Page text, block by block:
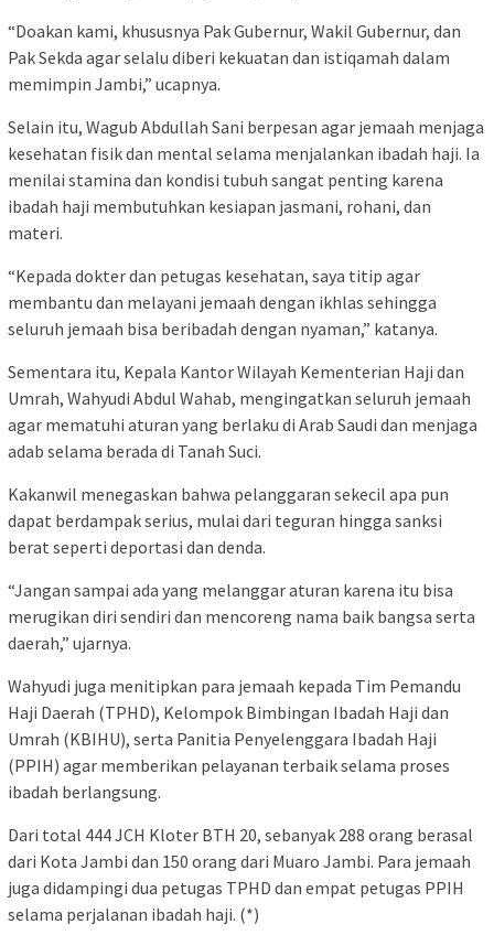
“Doakan kami, khususnya Pak Gubernur, Wakil Gubernur, dan
Pak Sekda agar selalu diberi kekuatan dan istiqamah dalam
memimpin Jambi,” ucapnya.
Selain itu, Wagub Abdullah Sani berpesan agar jemaah menjaga
kesehatan fisik dan mental selama menjalankan ibadah haji. Ia
menilai stamina dan kondisi tubuh sangat penting karena
ibadah haji membutuhkan kesiapan jasmani, rohani, dan
materi.
“Kepada dokter dan petugas kesehatan, saya titip agar
membantu dan melayani jemaah dengan ikhlas sehingga
seluruh jemaah bisa beribadah dengan nyaman,” katanya.
Sementara itu, Kepala Kantor Wilayah Kementerian Haji dan
Umrah, Wahyudi Abdul Wahab, mengingatkan seluruh jemaah
agar mematuhi aturan yang berlaku di Arab Saudi dan menjaga
adab selama berada di Tanah Suci.
Kakanwil menegaskan bahwa pelanggaran sekecil apa pun
dapat berdampak serius, mulai dari teguran hingga sanksi
berat seperti deportasi dan denda.
“Jangan sampai ada yang melanggar aturan karena itu bisa
merugikan diri sendiri dan mencoreng nama baik bangsa serta
daerah,” ujarnya.
Wahyudi juga menitipkan para jemaah kepada Tim Pemandu
Haji Daerah (TPHD), Kelompok Bimbingan Ibadah Haji dan
Umrah (KBIHU), serta Panitia Penyelenggara Ibadah Haji
(PPIH) agar memberikan pelayanan terbaik selama proses
ibadah berlangsung.
Dari total 444 JCH Kloter BTH 20, sebanyak 288 orang berasal
dari Kota Jambi dan 150 orang dari Muaro Jambi. Para jemaah
juga didampingi dua petugas TPHD dan empat petugas PPIH
selama perjalanan ibadah haji. (*)